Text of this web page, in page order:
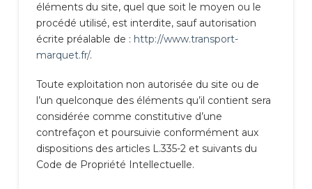
éléments du site, quel que soit le moyen ou le
procédé utilisé, est interdite, sauf autorisation
écrite préalable de : http://www.transport-
marquet.fr/.
Toute exploitation non autorisée du site ou de
l’un quelconque des éléments qu’il contient sera
considérée comme constitutive d’une
contrefaçon et poursuivie conformément aux
dispositions des articles L.335-2 et suivants du
Code de Propriété Intellectuelle.